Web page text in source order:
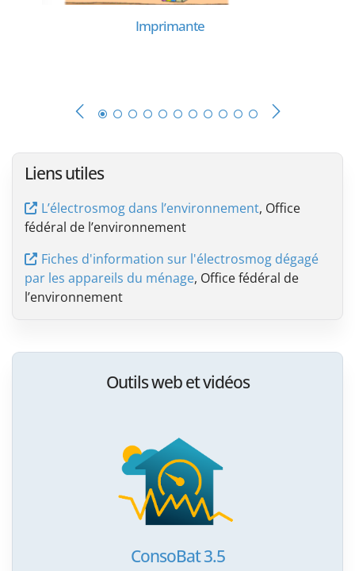
Imprimante
Liens utiles
L’électrosmog dans l’environnement, Office
fédéral de l’environnement
Fiches d'information sur l'électrosmog dégagé
par les appareils du ménage, Office fédéral de
l’environnement
Outils web et vidéos
ConsoBat 3.5